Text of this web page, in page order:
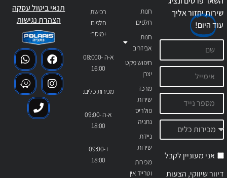
חנות
חלפים
חנות
אביזרים
חיפוש מקט
יצרן
מרכז
שירות
פולריס
נתניה
ניידת
שירות
מכירות
וטרייד אין
רכישת
חלפים
+מוסך:
א-ה 08:000-
16:00
מכירות כלים:
א-ה 09:00-
18:00
ו 09:00-
18:00
שירות יחזור אליך
עודהיום!
אני מעוניין לקבל
דיוור שיווקי, הצעות
תנאי ביטול עסקה
הצהרת נגישות